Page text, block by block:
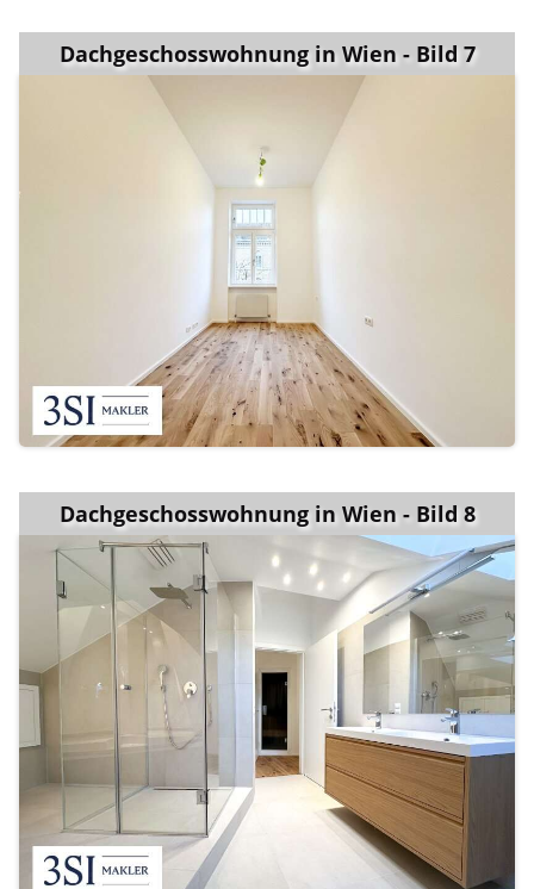
Dachgeschosswohnung in Wien - Bild 7
Dachgeschosswohnung in Wien - Bild 8